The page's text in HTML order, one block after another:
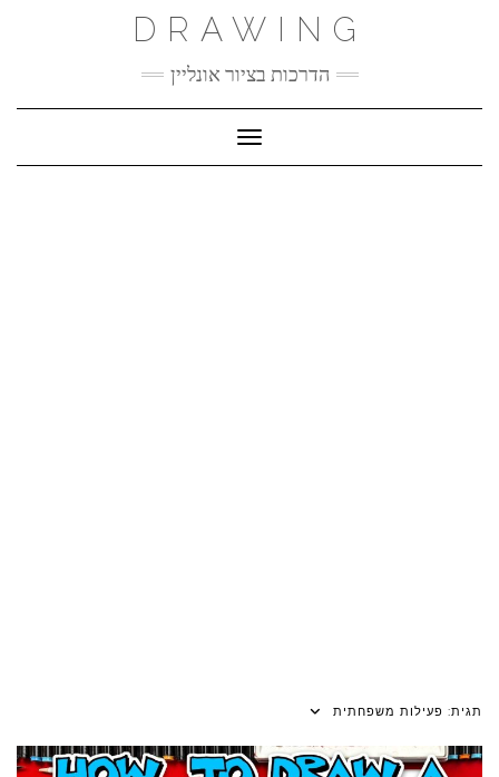
DRAWING
הדרכות בציור אונליין
Toggle Navigation
תגית: פעילות משפחתית